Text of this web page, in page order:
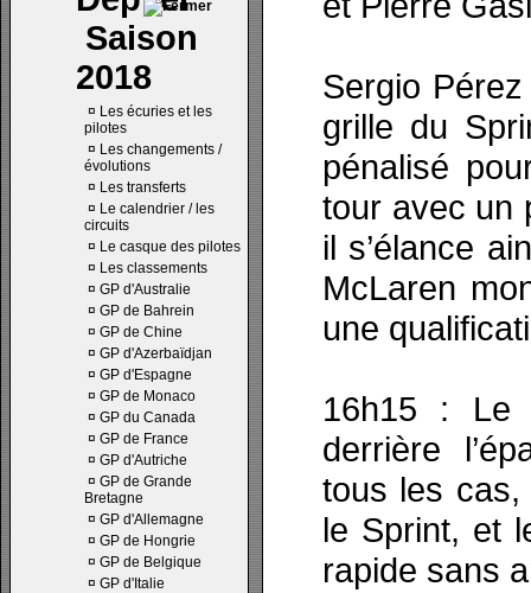
Saison
2018
¤ Les écuries et les
pilotes
¤ Les changements /
évolutions
¤ Les transferts
¤ Le calendrier / les
circuits
¤ Le casque des pilotes
¤ Les classements
¤ GP d'Australie
¤ GP de Bahrein
¤ GP de Chine
¤ GP d'Azerbaïdjan
¤ GP d'Espagne
¤ GP de Monaco
¤ GP du Canada
¤ GP de France
¤ GP d'Autriche
¤ GP de Grande
Bretagne
¤ GP d'Allemagne
¤ GP de Hongrie
¤ GP de Belgique
¤ GP d'Italie
Sergio
grille du
pénalisé
tour avec un
il s’élance
McLaren
une
16h15 : Le
derrière
tous les cas,
le Sprint, et
rapide sans